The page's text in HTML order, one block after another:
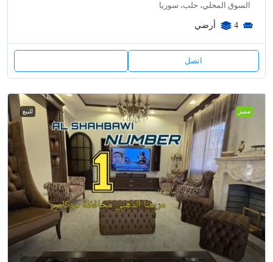
السوق المحلي، حلب، سوريا
4 أرضي
اتصل
مميز للبيع